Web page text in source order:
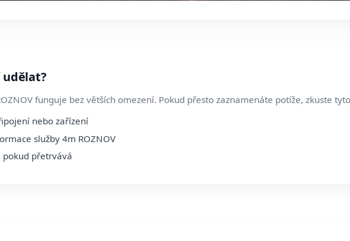
udělat?
funguje bez větších omezení. Pokud přesto zaznamenáte potíže, zkuste
nebo zařízení
služby 4m ROZNOV
přetrvává